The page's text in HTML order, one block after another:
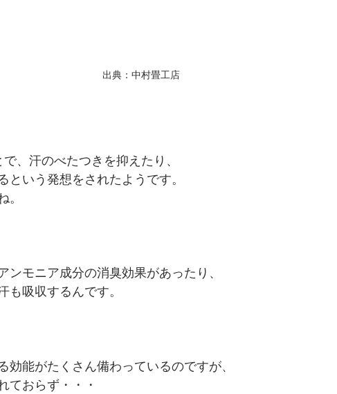
出典：中村畳工店
、汗のべたつきを抑えたり、
という発想をされたようです。
。
ンモニア成分の消臭効果があったり、
も吸収するんです。
効能がたくさん備わっているのですが、
ておらず・・・